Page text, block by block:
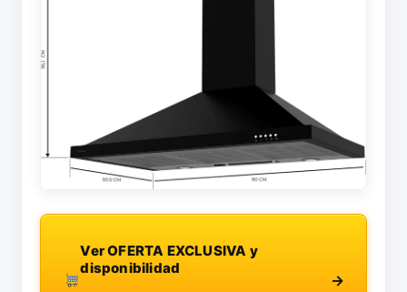
Ver OFERTA EXCLUSIVA y
disponibilidad
→